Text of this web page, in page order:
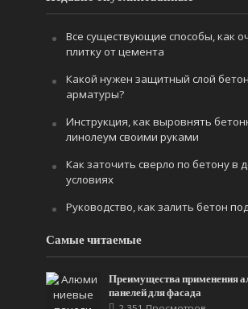
Все существующие способы, как
плитку от цемента
Какой нужен защитный слой
арматуры?
Инструкция, как выровнять
линолеум своими руками
Как заточить сверло по бетону в
условиях
Руководство, как залить бетон
Самые читаемые
Преимущества применения
панелей для фасада